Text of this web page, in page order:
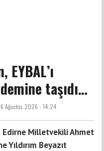
EYBAL’ı
taşıdı…
Ağustos 2026 - 14:24
Edirne Milletvekili Ahmet
Yıldırım Beyazıt